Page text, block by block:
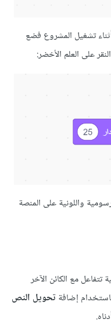
المشروع فضع
الأخضر:
على المنصة
الآخر
تحويل النص